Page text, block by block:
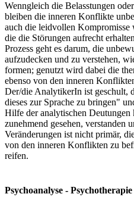
Wenngleich die Belasstungen
bleiben die inneren Konflikte
auch die leidvollen Kompromisse
die die Störungen aufrecht
Prozess geht es darum, die
aufzudecken und zu verstehen,
formen; genutzt wird dabei die
ebenso von den inneren
Der/die AnalytikerIn ist geschult,
dieses zur Sprache zu bringen"
Hilfe der analytischen
zunehmend gesehen, verstanden
Veränderungen ist nicht primär,
von den inneren Konflikten zu
reifen.
Psychoanalyse -